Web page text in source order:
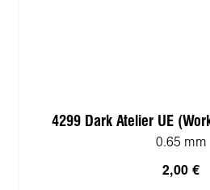
4299 Dark Atelier UE
0.65 mm
2,00 €